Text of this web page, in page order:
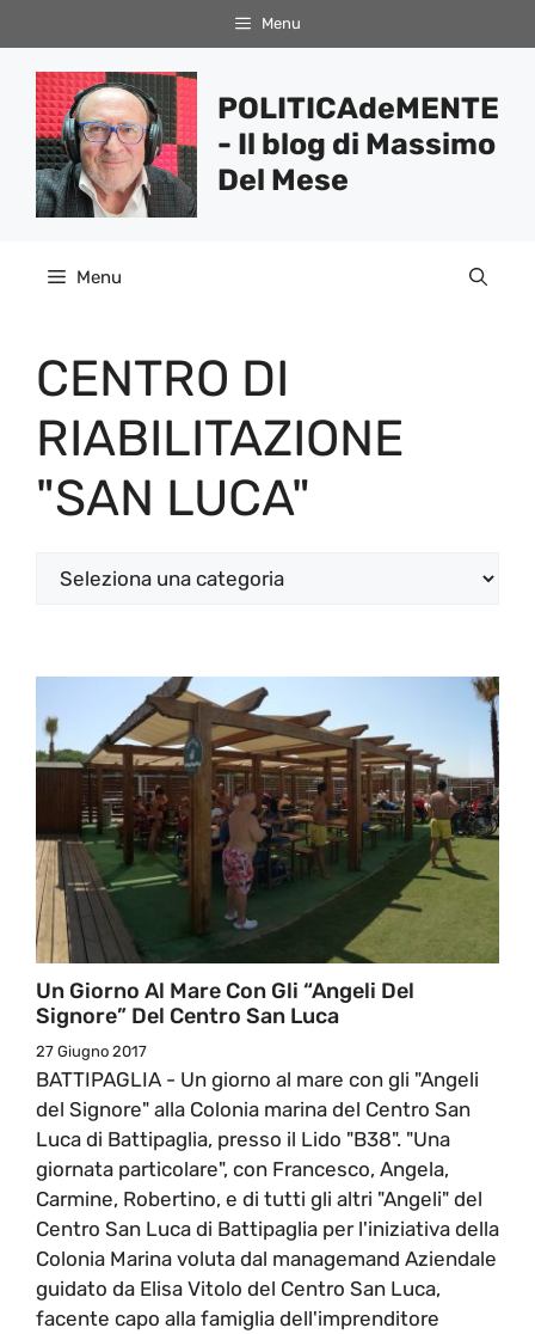
al
contenuto
Menu
POLITICAdeMENTE
- Il blog di Massimo
Del Mese
Menu
CENTRO DI
RIABILITAZIONE
"SAN LUCA"
Categorie
Un Giorno Al Mare Con Gli “angeli Del
Signore” Del Centro San Luca
27 Giugno 2017
BATTIPAGLIA - Un giorno al mare con gli "Angeli
del Signore" alla Colonia marina del Centro San
Luca di Battipaglia, presso il Lido "B38". "Una
giornata particolare", con Francesco, Angela,
Carmine, Robertino, e di tutti gli altri "Angeli" del
Centro San Luca di Battipaglia per l'iniziativa della
Colonia Marina voluta dal managemand Aziendale
guidato da Elisa Vitolo del Centro San Luca,
facente capo alla famiglia dell'imprenditore